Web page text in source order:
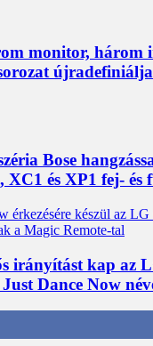
monitor, három
Bose
XC1 és XP1 fej- és
irányítást kap az
Dance Now